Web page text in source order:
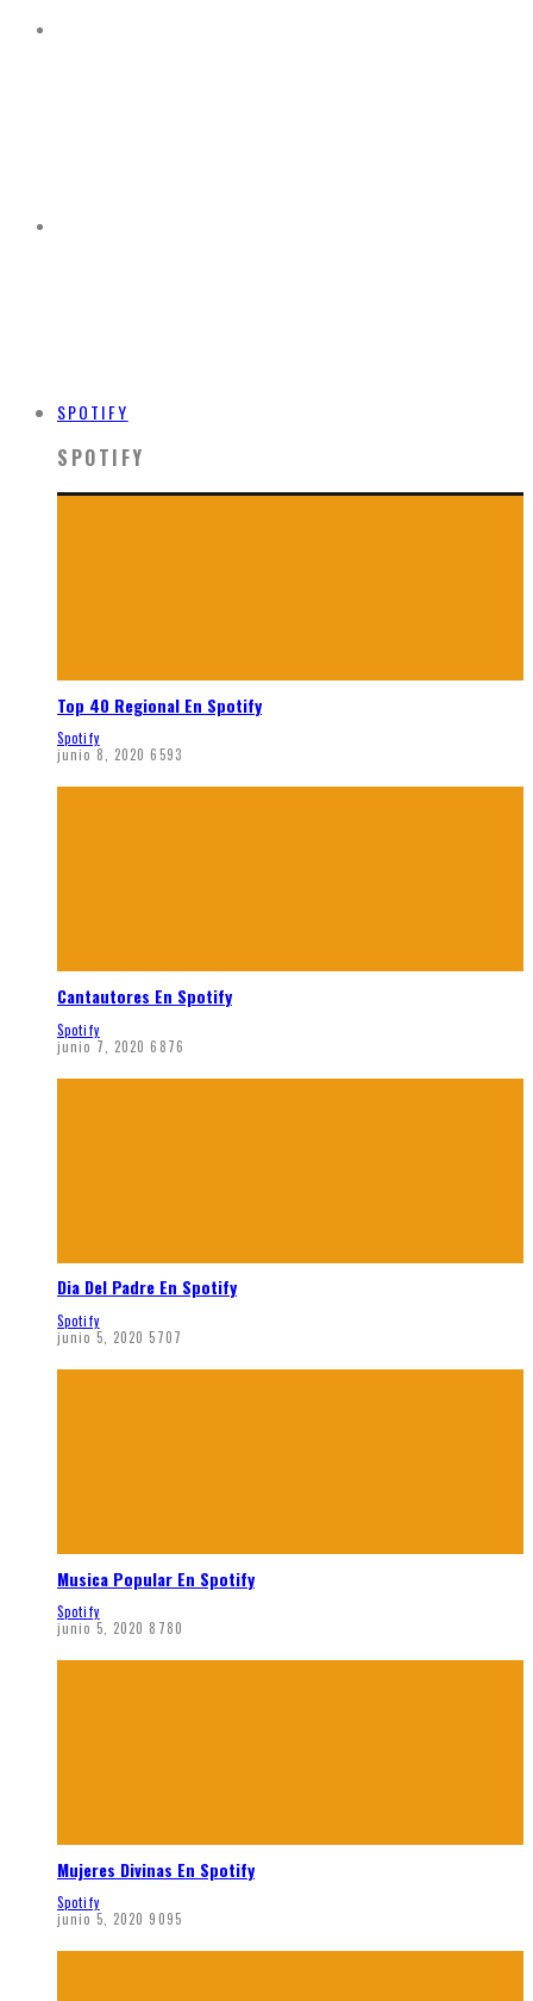
SPOTIFY
SPOTIFY
Top 40 Regional En Spotify
Spotify
junio 8, 2020 6593
Cantautores En Spotify
Spotify
junio 7, 2020 6876
Dia Del Padre En Spotify
Spotify
junio 5, 2020 5707
Musica Popular En Spotify
Spotify
junio 5, 2020 8780
Mujeres Divinas En Spotify
Spotify
junio 5, 2020 9095